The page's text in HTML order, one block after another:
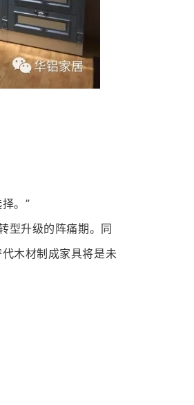
。”
型升级的阵痛期。同
木材制成家具将是未